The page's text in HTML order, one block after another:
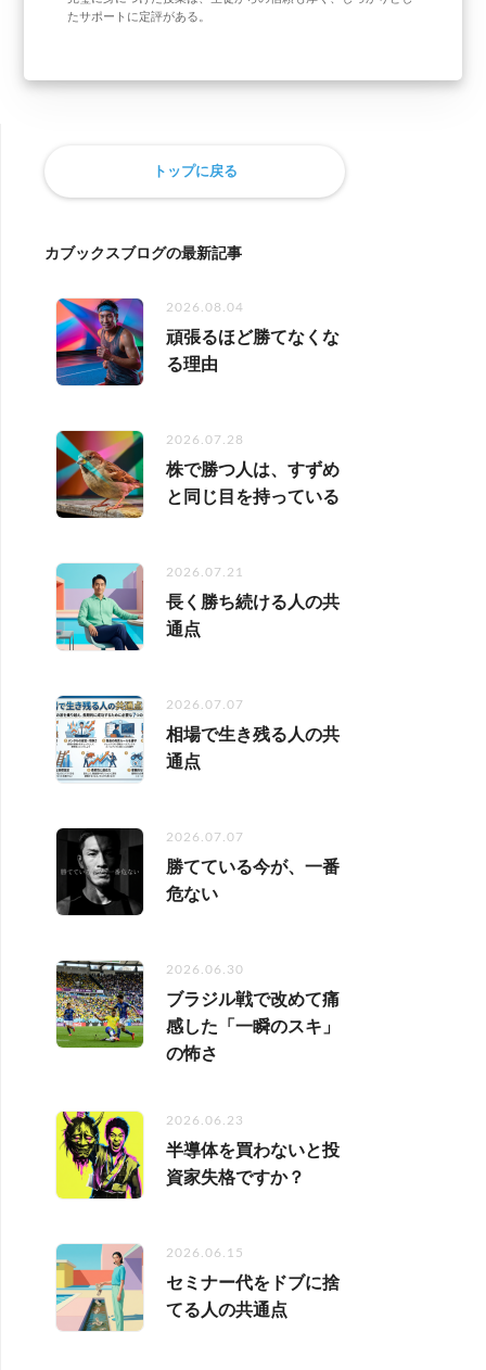
たサポートに定評がある。
トップに戻る
カブックスブログの最新記事
2026.08.04
頑張るほど勝てなくな
る理由
2026.07.28
株で勝つ人は、すずめ
と同じ目を持っている
2026.07.21
長く勝ち続ける人の共
通点
2026.07.07
相場で生き残る人の共
通点
2026.07.07
勝てている今が、一番
危ない
2026.06.30
ブラジル戦で改めて痛
感した「一瞬のスキ」
の怖さ
2026.06.23
半導体を買わないと投
資家失格ですか？
2026.06.15
セミナー代をドブに捨
てる人の共通点